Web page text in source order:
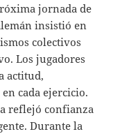
jornada de
insistió en
colectivos
Los jugadores
actitud,
cada ejercicio.
reflejó confianza
Durante la